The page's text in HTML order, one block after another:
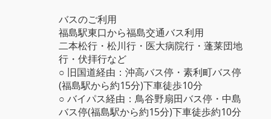
バスのご利用
福島駅東口から福島交通バス利用
二本松行・松川行・医大病院行・蓬莱団地
行・伏拝行など
○ 旧国道経由：沖高バス停・素利町バス停
(福島駅から約15分)下車徒歩10分
○ バイパス経由：鳥谷野扇田バス停・中島
バス停(福島駅から約15分)下車徒歩約10分